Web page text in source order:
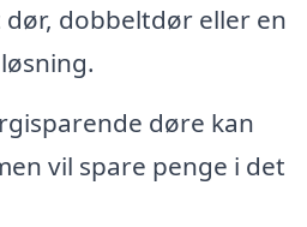
dør, dobbeltdør eller en
døre kan
vil spare penge i det